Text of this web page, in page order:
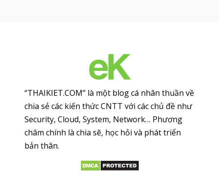
“THAIKIET.COM” là một blog cá nhân thuần về
chia sẻ các kiến thức CNTT với các chủ đề như
Security, Cloud, System, Network… Phương
châm chính là chia sẽ, học hỏi và phát triển
bản thân.